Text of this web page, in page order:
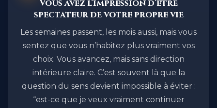
Vous avez l’impression d’être
spectateur de votre propre vie
Les semaines passent, les mois aussi, mais vous
sentez que vous n’habitez plus vraiment vos
choix. Vous avancez, mais sans direction
intérieure claire. C’est souvent là que la
question du sens devient impossible à éviter :
“est-ce que je veux vraiment continuer